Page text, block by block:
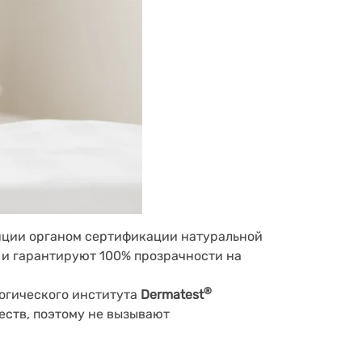
органом сертификации натуральной
100% прозрачности на
института Dermatest®
поэтому не вызывают